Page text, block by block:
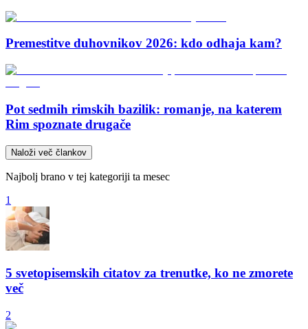
Premestitve duhovnikov 2026: kdo odhaja kam?
Pot sedmih rimskih bazilik: romanje, na katerem
Rim spoznate drugače
Naloži več člankov
Najbolj brano v tej kategoriji ta mesec
1
5 svetopisemskih citatov za trenutke, ko ne zmorete
več
2